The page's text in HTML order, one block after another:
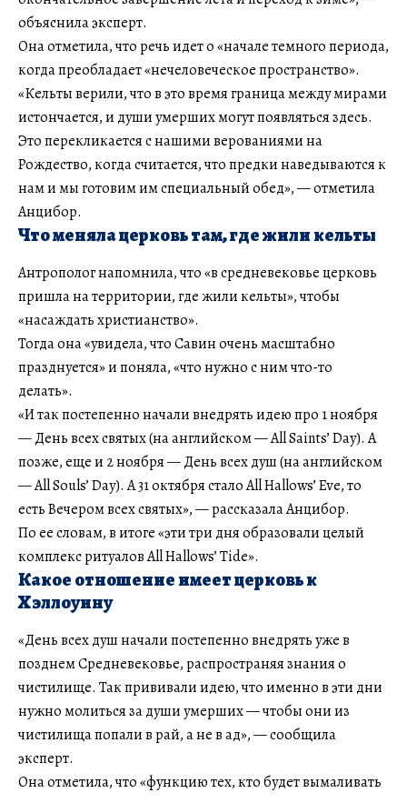
объяснила эксперт.
Она отметила, что речь идет о «начале темного периода,
когда преобладает «нечеловеческое пространство».
«Кельты верили, что в это время граница между мирами
истончается, и души умерших могут появляться здесь.
Это перекликается с нашими верованиями на
Рождество, когда считается, что предки наведываются к
нам и мы готовим им специальный обед», — отметила
Анцибор.
Что меняла церковь там, где жили кельты
Антрополог напомнила, что «в средневековье церковь
пришла на территории, где жили кельты», чтобы
«насаждать христианство».
Тогда она «увидела, что Савин очень масштабно
празднуется» и поняла, «что нужно с ним что-то
делать».
«И так постепенно начали внедрять идею про 1 ноября
— День всех святых (на английском — All Saints’ Day). А
позже, еще и 2 ноября — День всех душ (на английском
— All Souls’ Day). А 31 октября стало All Hallows’ Eve, то
есть Вечером всех святых», — рассказала Анцибор.
По ее словам, в итоге «эти три дня образовали целый
комплекс ритуалов All Hallows’ Tide».
Какое отношение имеет церковь к
Хэллоуину
«День всех душ начали постепенно внедрять уже в
позднем Средневековье, распространяя знания о
чистилище. Так прививали идею, что именно в эти дни
нужно молиться за души умерших — чтобы они из
чистилища попали в рай, а не в ад», — сообщила
эксперт.
Она отметила, что «функцию тех, кто будет вымаливать